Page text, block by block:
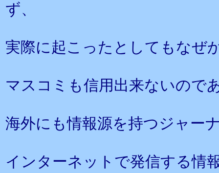
ず、
実際に起こったとしてもなぜ
マスコミも信用出来ないので
海外にも情報源を持つジャー
インターネットで発信する情